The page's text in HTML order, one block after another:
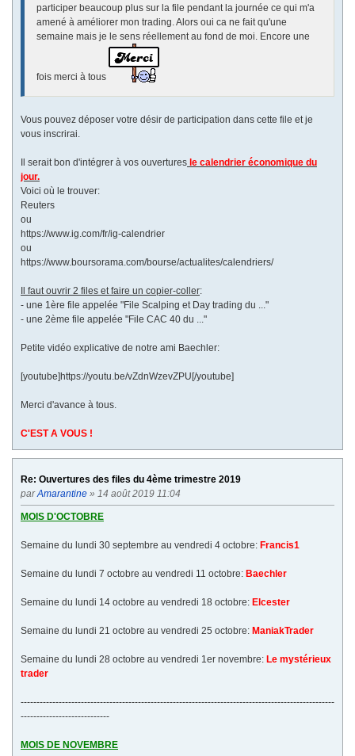
participer beaucoup plus sur la file pendant la journée ce qui m'a
amené à améliorer mon trading. Alors oui ca ne fait qu'une
semaine mais je le sens réellement au fond de moi. Encore une
fois merci à tous
Vous pouvez déposer votre désir de participation dans cette file et je
vous inscrirai.
Il serait bon d'intégrer à vos ouvertures le calendrier économique du
jour.
Voici où le trouver:
Reuters
ou
https://www.ig.com/fr/ig-calendrier
ou
https://www.boursorama.com/bourse/actualites/calendriers/
Il faut ouvrir 2 files et faire un copier-coller:
- une 1ère file appelée "File Scalping et Day trading du ..."
- une 2ème file appelée "File CAC 40 du ..."
Petite vidéo explicative de notre ami Baechler:
[youtube]https://youtu.be/vZdnWzevZPU[/youtube]
Merci d'avance à tous.
C'EST A VOUS !
Re: Ouvertures des files du 4ème trimestre 2019
parAmarantine » 14 août 2019 11:04
MOIS D'OCTOBRE
Semaine du lundi 30 septembre au vendredi 4 octobre: Francis1
Semaine du lundi 7 octobre au vendredi 11 octobre: Baechler
Semaine du lundi 14 octobre au vendredi 18 octobre: Elcester
Semaine du lundi 21 octobre au vendredi 25 octobre: ManiakTrader
Semaine du lundi 28 octobre au vendredi 1er novembre: Le mystérieux
trader
---------------------------------------------------------------------------------------------------
----------------------------
MOIS DE NOVEMBRE